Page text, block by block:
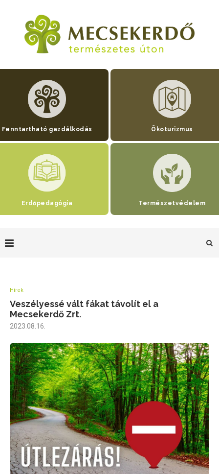
Fenntartható gazdálkodás Ökoturizmus
Erdőpedagógia Természetvédelem
Hírek
Veszélyessé vált fákat távolít el a
Mecsekerdő Zrt.
2023.08.16.